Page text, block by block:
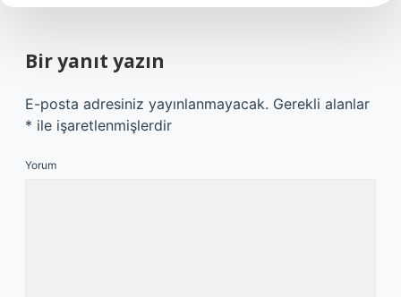
Bir yanıt yazın
E-posta adresiniz yayınlanmayacak. Gerekli alanlar
* ile işaretlenmişlerdir
Yorum